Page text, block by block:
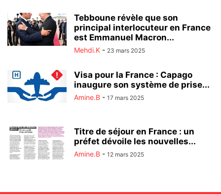
Tebboune révèle que son
principal interlocuteur en France
est Emmanuel Macron...
Mehdi.K - 23 mars 2025
Visa pour la France : Capago
inaugure son système de prise...
Amine.B - 17 mars 2025
Titre de séjour en France : un
préfet dévoile les nouvelles...
Amine.B - 12 mars 2025